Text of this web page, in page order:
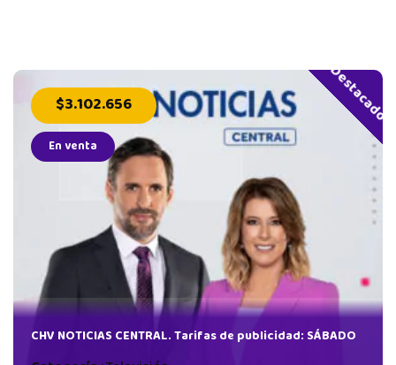
Destacado
$3.102.656
En venta
CHV NOTICIAS CENTRAL. Tarifas de publicidad: SÁBADO